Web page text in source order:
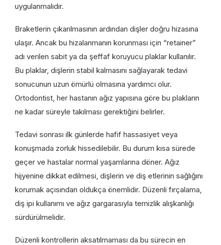
uygulanmalıdır.
Braketlerin çıkarılmasının ardından dişler doğru hizasına
ulaşır. Ancak bu hizalanmanın korunması için “retainer”
adı verilen sabit ya da şeffaf koruyucu plaklar kullanılır.
Bu plaklar, dişlerin stabil kalmasını sağlayarak tedavi
sonucunun uzun ömürlü olmasına yardımcı olur.
Ortodontist, her hastanın ağız yapısına göre bu plakların
ne kadar süreyle takılması gerektiğini belirler.
Tedavi sonrası ilk günlerde hafif hassasiyet veya
konuşmada zorluk hissedilebilir. Bu durum kısa sürede
geçer ve hastalar normal yaşamlarına döner. Ağız
hijyenine dikkat edilmesi, dişlerin ve diş etlerinin sağlığını
korumak açısından oldukça önemlidir. Düzenli fırçalama,
diş ipi kullanımı ve ağız gargarasıyla temizlik alışkanlığı
sürdürülmelidir.
Düzenli kontrollerin aksatılmaması da bu sürecin en